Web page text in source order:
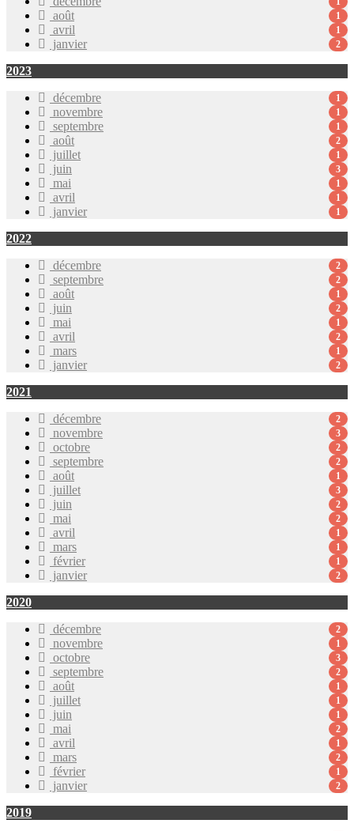
août 1
avril 1
janvier 2
2023
décembre
1
novembre 1
septembre 1
août 2
juillet 1
juin 3
mai 1
avril 1
janvier 1
2022
décembre
2
septembre 2
août 1
juin 2
mai 1
avril 2
mars 1
janvier 2
2021
décembre
2
novembre 3
octobre 2
septembre 2
août 1
juillet 3
juin 2
mai 2
avril 1
mars 1
février 1
janvier 2
2020
décembre
2
novembre 1
octobre 3
septembre 2
août 1
juillet 1
juin 1
mai 2
avril 1
mars 2
février 1
janvier 2
2019